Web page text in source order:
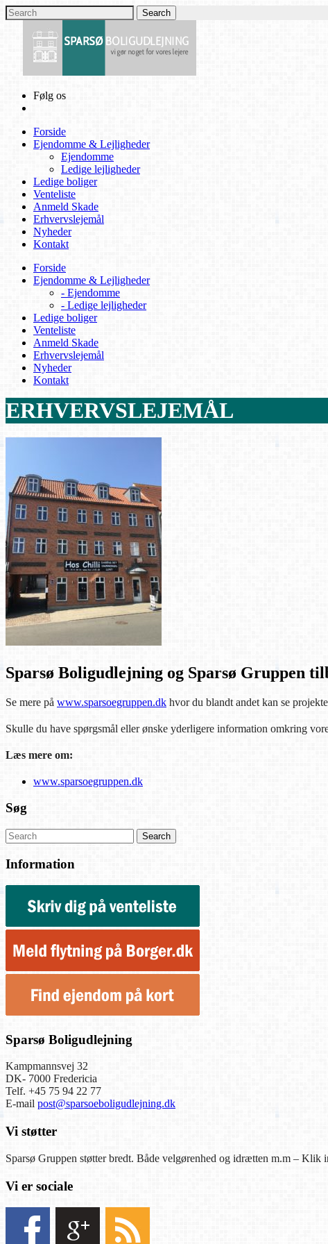
Følg os
Forside
Ejendomme & Lejligheder
Ejendomme
Ledige lejligheder
Ledige boliger
Venteliste
Anmeld Skade
Erhvervslejemål
Nyheder
Kontakt
Forside
Ejendomme & Lejligheder
- Ejendomme
- Ledige lejligheder
Ledige boliger
Venteliste
Anmeld Skade
Erhvervslejemål
Nyheder
Kontakt
ERHVERVSLEJEMÅL
Sparsø Boligudlejning og Sparsø Gruppen
Se mere på www.sparsoegruppen.dk hvor du blandt andet kan se
Skulle du have spørgsmål eller ønske yderligere information omkring
Læs mere om:
www.sparsoegruppen.dk
Søg
Information
Sparsø Boligudlejning
Kampmannsvej 32
DK- 7000 Fredericia
Telf. +45 75 94 22 77
E-mail post@sparsoeboligudlejning.dk
Vi støtter
Sparsø Gruppen støtter bredt. Både velgørenhed og idrætten m.m – Klik
Vi er sociale